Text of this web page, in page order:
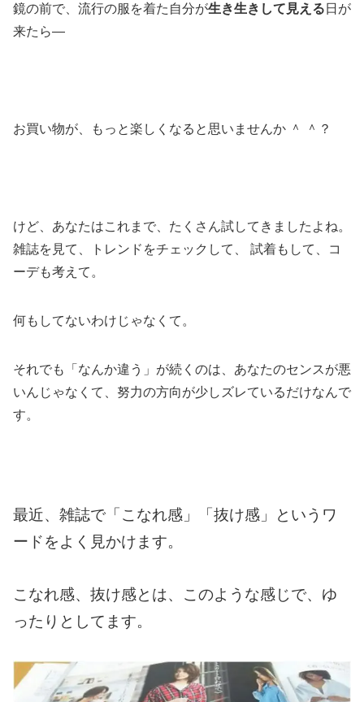
鏡の前で、流行の服を着た自分が生き生きして見える 日が
来たら—
お買い物が、もっと楽しくなると思いませんか ＾ ＾？
けど、あなたはこれまで、たくさん試してきましたよね。
雑誌を見て、トレンドをチェックして、 試着もして、コ
ーデも考えて。
何もしてないわけじゃなくて。
それでも「なんか違う」が続くのは、あなたのセンスが悪
いんじゃなくて、努力の方向が少しズレているだけなんで
す。
最近、雑誌で「こなれ感」「抜け感」というワ
ードをよく見かけます。
こなれ感、抜け感とは、このような感じで、ゆ
ったりとしてます。